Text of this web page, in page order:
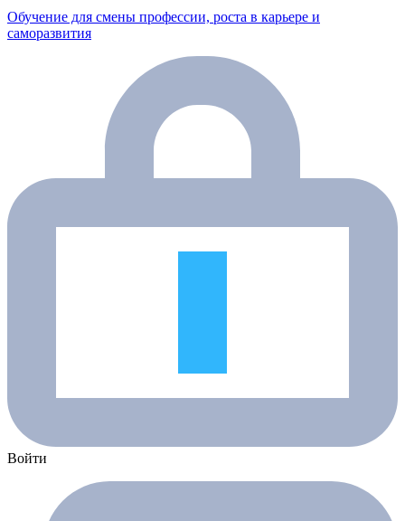
Обучение для смены профессии, роста в карьере и
саморазвития
Войти